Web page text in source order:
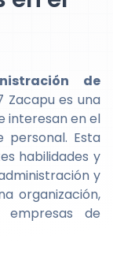
de
Zacapu es una
interesan en el
Esta
habilidades y
y
organización,
de